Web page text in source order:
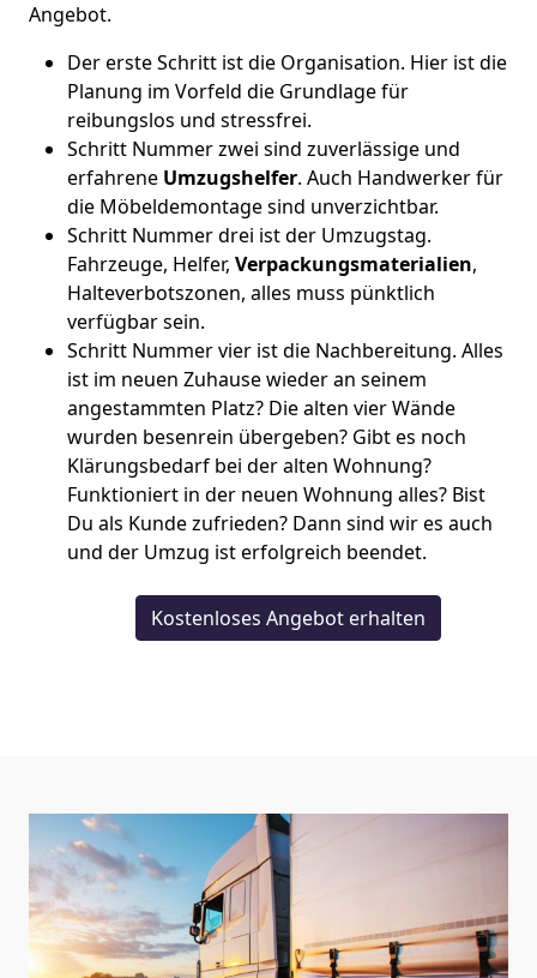
Angebot.
Der erste Schritt ist die Organisation. Hier ist die
Planung im Vorfeld die Grundlage für
reibungslos und stressfrei.
Schritt Nummer zwei sind zuverlässige und
erfahrene Umzugshelfer. Auch Handwerker für
die Möbeldemontage sind unverzichtbar.
Schritt Nummer drei ist der Umzugstag.
Fahrzeuge, Helfer, Verpackungsmaterialien,
Halteverbotszonen, alles muss pünktlich
verfügbar sein.
Schritt Nummer vier ist die Nachbereitung. Alles
ist im neuen Zuhause wieder an seinem
angestammten Platz? Die alten vier Wände
wurden besenrein übergeben? Gibt es noch
Klärungsbedarf bei der alten Wohnung?
Funktioniert in der neuen Wohnung alles? Bist
Du als Kunde zufrieden? Dann sind wir es auch
und der Umzug ist erfolgreich beendet.
Kostenloses Angebot erhalten